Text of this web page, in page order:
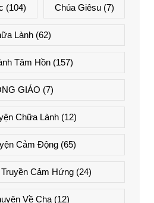
(104) Chúa Giêsu(7)
Lành (62)
Tâm Hồn(157)
GIÁO (7)
Chữa Lành (12)
Cảm Động (65)
Cảm Hứng(24)
Về Cha (12)